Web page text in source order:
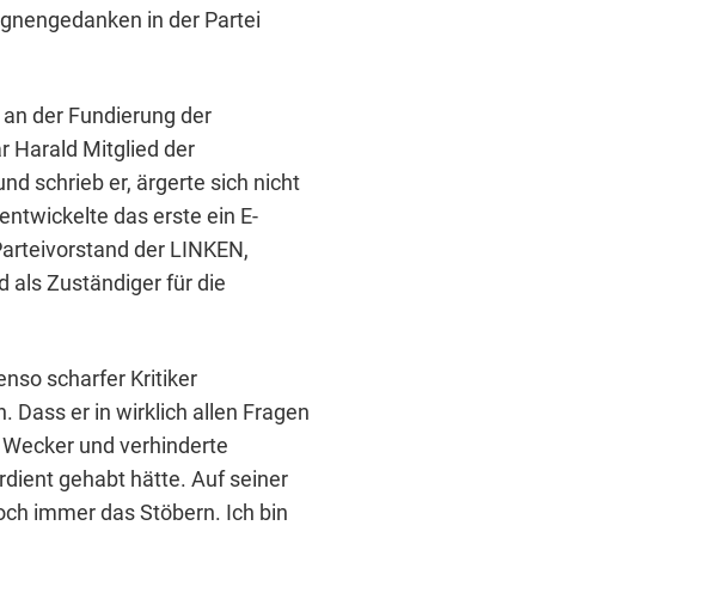
in der Partei
der Fundierung der
Harald Mitglied der
schrieb er, ärgerte sich nicht
das erste ein E-
der LINKEN,
als Zuständiger für die
scharfer Kritiker
Dass er in wirklich allen Fragen
und verhinderte
gehabt hätte. Auf seiner
immer das Stöbern. Ich bin